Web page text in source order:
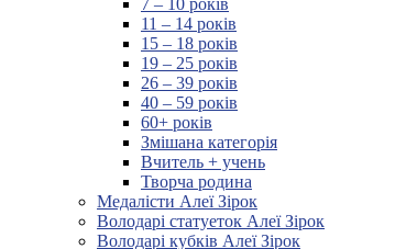
7 – 10 років
11 – 14 років
15 – 18 років
19 – 25 років
26 – 39 років
40 – 59 років
60+ років
Змішана категорія
Вчитель + учень
Творча родина
Медалісти Алеї Зірок
Володарі статуеток Алеї Зірок
Володарі кубків Алеї Зірок